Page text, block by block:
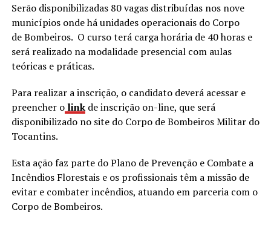
Serão disponibilizadas 80 vagas distribuídas nos nove
municípios onde há unidades operacionais do Corpo
de Bombeiros. O curso terá carga horária de 40 horas e
será realizado na modalidade presencial com aulas
teóricas e práticas.
Para realizar a inscrição, o candidato deverá acessar e
preencher o linkde inscrição on-line, que será
disponibilizado no site do Corpo de Bombeiros Militar do
Tocantins.
Esta ação faz parte do Plano de Prevenção e Combate a
Incêndios Florestais e os profissionais têm a missão de
evitar e combater incêndios, atuando em parceria com o
Corpo de Bombeiros.